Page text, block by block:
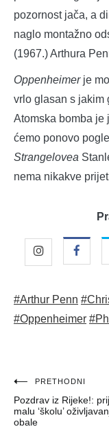
pozornost jača, a
naglo montažno
(1967.) Arthura
Oppenheimerje
vrlo glasan s jakim
Atomska bomba je
ćemo ponovo
Strangelovea
nema nikakve
#Arthur Penn
#Oppenheimer
objava
PRETHODNI
Pozdrav iz Rijeke!:
malu ‘školu’
obale